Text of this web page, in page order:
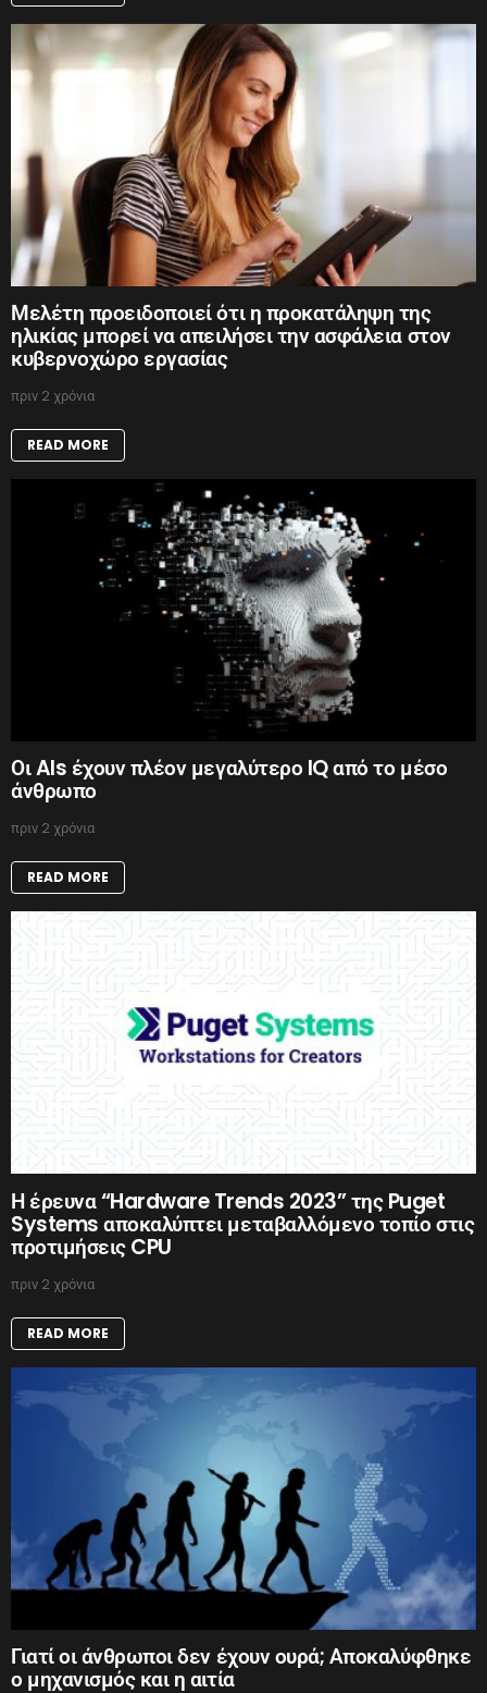
Μελέτη προειδοποιεί ότι η προκατάληψη της
ηλικίας μπορεί να απειλήσει την ασφάλεια στον
κυβερνοχώρο εργασίας
πριν 2 χρόνια
READ MORE
Οι AIs έχουν πλέον μεγαλύτερο IQ από το μέσο
άνθρωπο
πριν 2 χρόνια
READ MORE
Η έρευνα “Hardware Trends 2023” της Puget
Systems αποκαλύπτει μεταβαλλόμενο τοπίο στις
προτιμήσεις CPU
πριν 2 χρόνια
READ MORE
Γιατί οι άνθρωποι δεν έχουν ουρά; Αποκαλύφθηκε
ο μηχανισμός και η αιτία